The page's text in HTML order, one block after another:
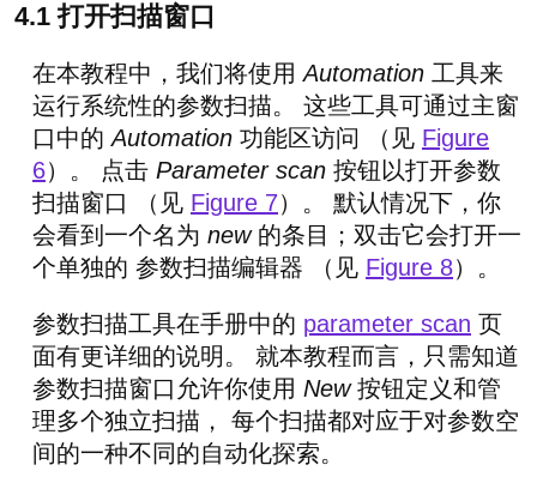
4.1 打开扫描窗口
在本教程中，我们将使用Automation 工具来
运行系统性的参数扫描。 这些工具可通过主窗
口中的Automation 功能区访问 （见 Figure
6）。 点击 Parameter scan 按钮以打开参数
扫描窗口 （见 Figure 7）。 默认情况下，你
会看到一个名为 new的条目；双击它会打开一
个单独的 参数扫描编辑器 （见 Figure 8）。
参数扫描工具在手册中的 parameter scan 页
面有更详细的说明。 就本教程而言，只需知道
参数扫描窗口允许你使用 New按钮定义和管
理多个独立扫描， 每个扫描都对应于对参数空
间的一种不同的自动化探索。